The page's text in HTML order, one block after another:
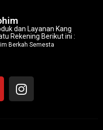
dan Layanan Kang
Rekening Berikut ini :
Berkah Semesta